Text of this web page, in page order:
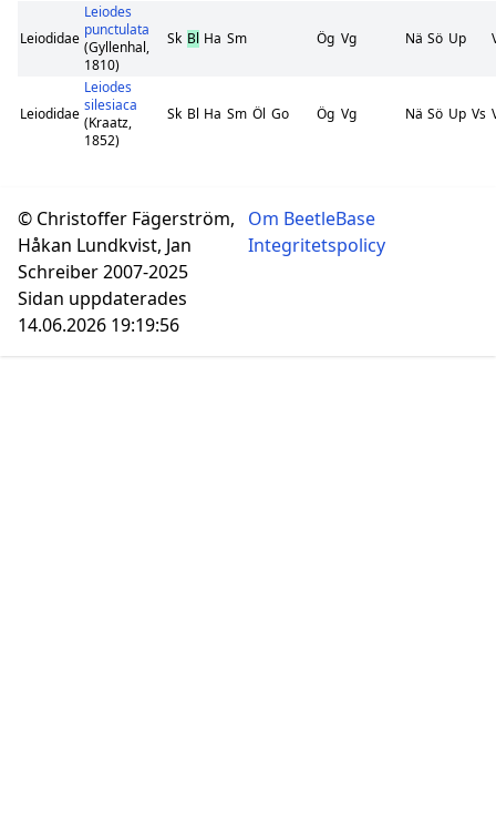
Leiodidae
Leiodes
punctulata
(Gyllenhal,
1810)
Sk Bl Ha Sm Ög Vg Nä Sö Up
Leiodidae
Leiodes
silesiaca
(Kraatz,
1852)
Sk Bl Ha Sm Öl Go Ög Vg Nä Sö Up Vs
© Christoffer Fägerström,
Håkan Lundkvist, Jan
Schreiber 2007-2025
Sidan uppdaterades
14.06.2026 19:19:56
Om BeetleBase
Integritetspolicy